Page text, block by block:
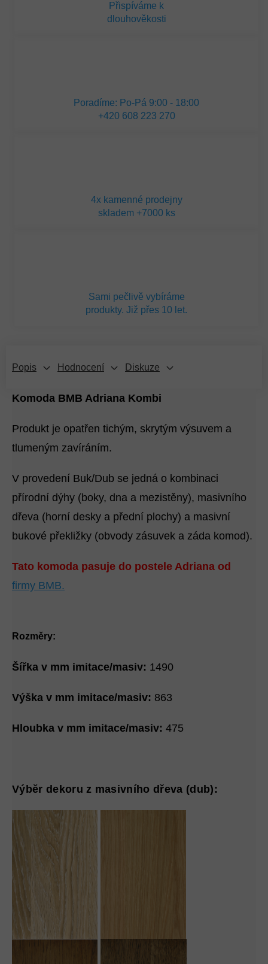
Přispíváme k
dlouhověkosti
Poradíme: Po-Pá 9:00 - 18:00
+420 608 223 270
4x kamenné prodejny
skladem +7000 ks
Sami pečlivě vybíráme
produkty. Již přes 10 let.
Popis Hodnocení Diskuze
Komoda BMB Adriana Kombi
Produkt je opatřen tichým, skrytým výsuvem a
tlumeným zavíráním.
V provedení Buk/Dub se jedná o kombinaci
přírodní dýhy (boky, dna a mezistěny), masivního
dřeva (horní desky a přední plochy) a masivní
bukové překližky (obvody zásuvek a záda komod).
Tato komoda pasuje do postele Adriana od
firmy BMB.
Rozměry:
Šířka v mm imitace/masiv: 1490
Výška v mm imitace/masiv: 863
Hloubka v mm imitace/masiv: 475
Výběr dekoru z masivního dřeva (dub):